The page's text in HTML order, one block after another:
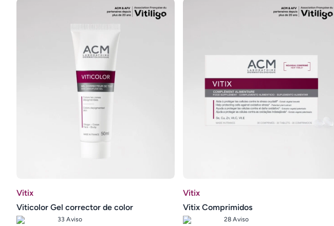
Vitix
Viticolor Gel corrector de color
33 Aviso
Vitix
Vitix Comprimidos
28 Aviso